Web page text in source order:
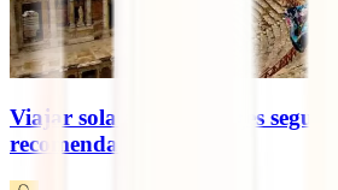
Viajar sola a Turquía, ¿es
recomendaciones